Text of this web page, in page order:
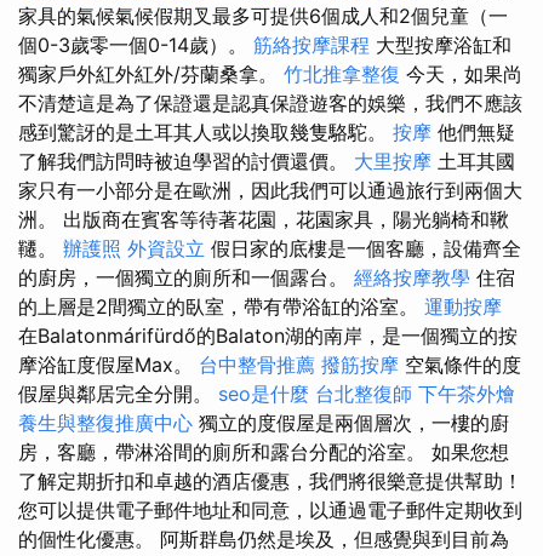
家具的氣候氣候假期叉最多可提供6個成人和2個兒童（一
個0-3歲零一個0-14歲）。 筋絡按摩課程 大型按摩浴缸和
獨家戶外紅外紅外/芬蘭桑拿。 竹北推拿整復 今天，如果尚
不清楚這是為了保證還是認真保證遊客的娛樂，我們不應該
感到驚訝的是土耳其人或以換取幾隻駱駝。 按摩 他們無疑
了解我們訪問時被迫學習的討價還價。 大里按摩 土耳其國
家只有一小部分是在歐洲，因此我們可以通過旅行到兩個大
洲。 出版商在賓客等待著花園，花園家具，陽光躺椅和鞦
韆。 辦護照 外資設立 假日家的底樓是一個客廳，設備齊全
的廚房，一個獨立的廁所和一個露台。 經絡按摩教學 住宿
的上層是2間獨立的臥室，帶有帶浴缸的浴室。 運動按摩
在Balatonmárifürdő的Balaton湖的南岸，是一個獨立的按
摩浴缸度假屋Max。 台中整骨推薦 撥筋按摩 空氣條件的度
假屋與鄰居完全分開。 seo是什麼 台北整復師 下午茶外燴
養生與整復推廣中心 獨立的度假屋是兩個層次，一樓的廚
房，客廳，帶淋浴間的廁所和露台分配的浴室。 如果您想
了解定期折扣和卓越的酒店優惠，我們將很樂意提供幫助！
您可以提供電子郵件地址和同意，以通過電子郵件定期收到
的個性化優惠。 阿斯群島仍然是埃及，但感覺與到目前為